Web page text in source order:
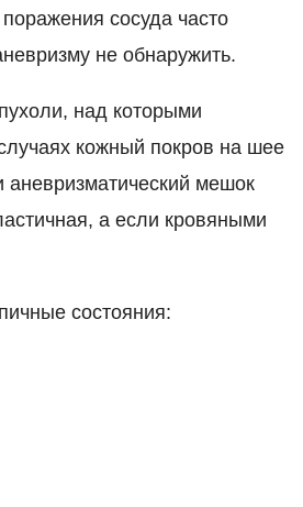
сосуда часто
не обнаружить.
над которыми
кожный покров на шее
аневризматический мешок
а если кровяными
состояния: